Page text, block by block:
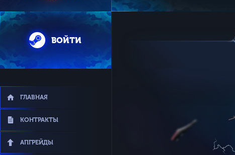
ВОЙТИ
ГЛАВНАЯ
КОНТРАКТЫ
АПГРЕЙДЫ